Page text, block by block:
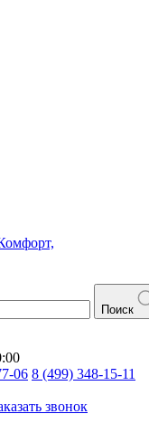
Поиск
06 8 (499) 348-15-11
звонок